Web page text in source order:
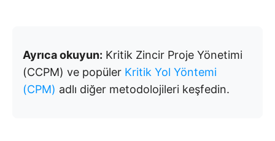
Ayrıca okuyun: Kritik Zincir Proje Yönetimi
(CCPM) ve popüler Kritik Yol Yöntemi
(CPM) adlı diğer metodolojileri keşfedin.